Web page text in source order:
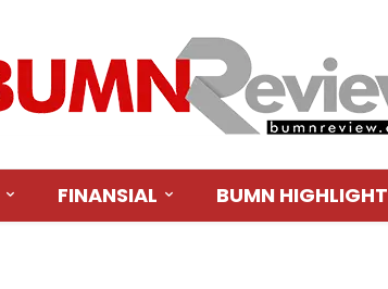
FINANSIAL BUMN HIGHLIGHT